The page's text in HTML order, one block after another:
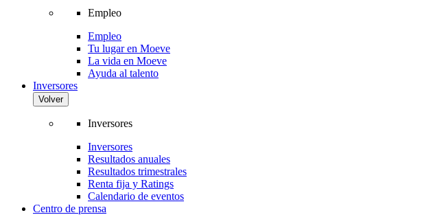
Empleo
Empleo
Tu lugar en Moeve
La vida en Moeve
Ayuda al talento
Inversores
Volver
Inversores
Inversores
Resultados anuales
Resultados trimestrales
Renta fija y Ratings
Calendario de eventos
Centro de prensa